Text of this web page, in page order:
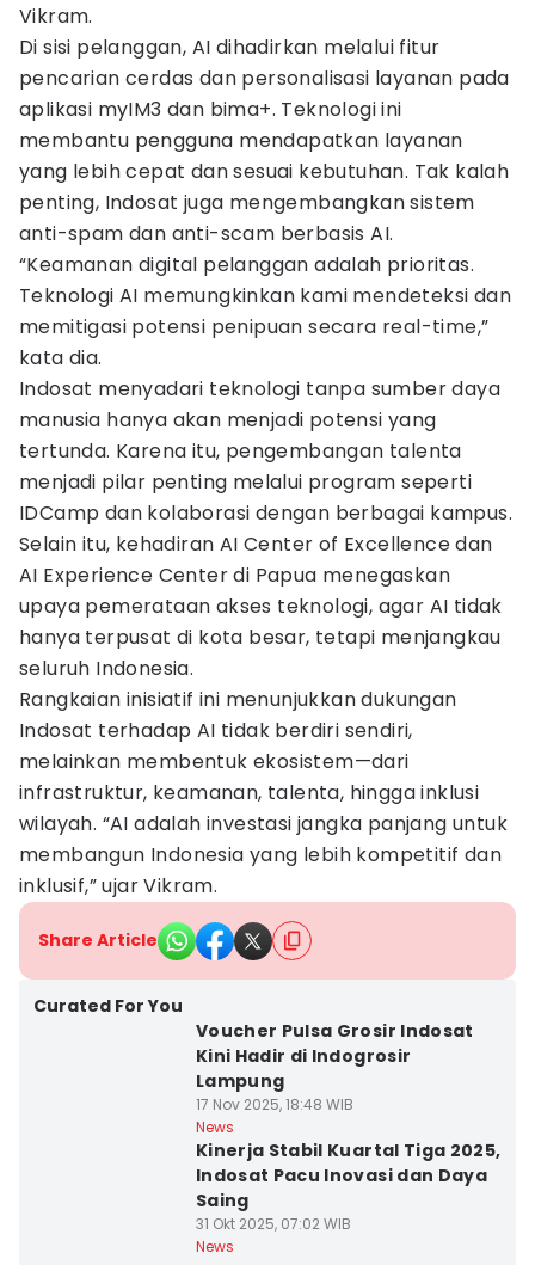
Vikram.
Di sisi pelanggan, AI dihadirkan melalui fitur
pencarian cerdas dan personalisasi layanan pada
aplikasi myIM3 dan bima+. Teknologi ini
membantu pengguna mendapatkan layanan
yang lebih cepat dan sesuai kebutuhan. Tak kalah
penting, Indosat juga mengembangkan sistem
anti-spam dan anti-scam berbasis AI.
“Keamanan digital pelanggan adalah prioritas.
Teknologi AI memungkinkan kami mendeteksi dan
memitigasi potensi penipuan secara real-time,”
kata dia.
Indosat menyadari teknologi tanpa sumber daya
manusia hanya akan menjadi potensi yang
tertunda. Karena itu, pengembangan talenta
menjadi pilar penting melalui program seperti
IDCamp dan kolaborasi dengan berbagai kampus.
Selain itu, kehadiran AI Center of Excellence dan
AI Experience Center di Papua menegaskan
upaya pemerataan akses teknologi, agar AI tidak
hanya terpusat di kota besar, tetapi menjangkau
seluruh Indonesia.
Rangkaian inisiatif ini menunjukkan dukungan
Indosat terhadap AI tidak berdiri sendiri,
melainkan membentuk ekosistem—dari
infrastruktur, keamanan, talenta, hingga inklusi
wilayah. “AI adalah investasi jangka panjang untuk
membangun Indonesia yang lebih kompetitif dan
inklusif,” ujar Vikram.
Share Article
Curated For You
Voucher Pulsa Grosir Indosat
Kini Hadir di Indogrosir
Lampung
17 Nov 2025, 18:48 WIB
News
Kinerja Stabil Kuartal Tiga 2025,
Indosat Pacu Inovasi dan Daya
Saing
31 Okt 2025, 07:02 WIB
News